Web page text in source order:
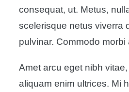
consequat, ut. Metus,
scelerisque netus viverra
pulvinar. Commodo morbi
Amet arcu eget nibh
aliquam enim ultrices. Mi